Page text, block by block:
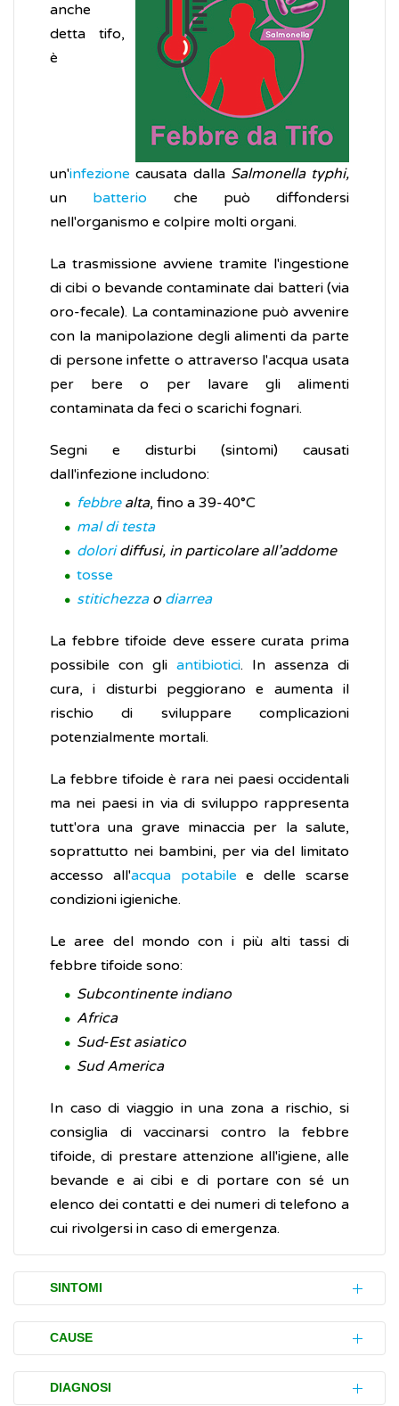
anche
detta tifo,
è
un'infezione causata dalla Salmonella typhi,
un batterio che può diffondersi
nell'organismo e colpire molti organi.
La trasmissione avviene tramite l'ingestione
di cibi o bevande contaminate dai batteri (via
oro-fecale). La contaminazione può avvenire
con la manipolazione degli alimenti da parte
di persone infette o attraverso l'acqua usata
per bere o per lavare gli alimenti
contaminata da feci o scarichi fognari.
Segni e disturbi (sintomi) causati
dall'infezione includono:
febbre alta, fino a 39-40°C
mal di testa
doloridiffusi, in particolare all’addome
tosse
stitichezza o diarrea
La febbre tifoide deve essere curata prima
possibile con gli antibiotici. In assenza di
cura, i disturbi peggiorano e aumenta il
rischio di sviluppare complicazioni
potenzialmente mortali.
La febbre tifoide è rara nei paesi occidentali
ma nei paesi in via di sviluppo rappresenta
tutt'ora una grave minaccia per la salute,
soprattutto nei bambini, per via del limitato
accesso all'acqua potabile e delle scarse
condizioni igieniche.
Le aree del mondo con i più alti tassi di
febbre tifoide sono:
Subcontinente indiano
Africa
Sud-Est asiatico
Sud America
In caso di viaggio in una zona a rischio, si
consiglia di vaccinarsi contro la febbre
tifoide, di prestare attenzione all'igiene, alle
bevande e ai cibi e di portare con sé un
elenco dei contatti e dei numeri di telefono a
cui rivolgersi in caso di emergenza.
SINTOMI
I disturbi (sintomi) della febbre tifoide, di
solito, si sviluppano dopo 1 o 2 settimane di
incubazione e includono:
CAUSE
La febbre tifoide è causata dal batterio
DIAGNOSI